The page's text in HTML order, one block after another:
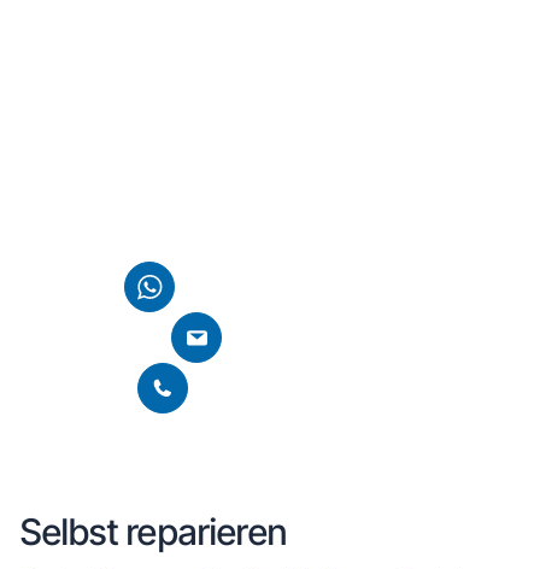
Per WhatsApp kontaktieren
Selbst reparieren